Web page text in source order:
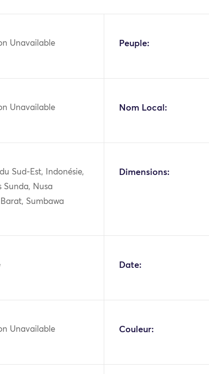
Unavailable Peuple:
Unavailable Nom Local:
Sud-Est, Indonésie,
Sunda, Nusa
Barat, Sumbawa
Dimensions:
Date:
Unavailable Couleur: